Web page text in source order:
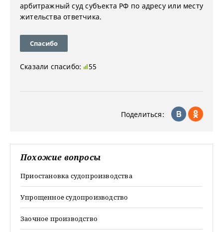
арбитражный суд субъекта РФ по адресу или месту
жительства ответчика.
Спасибо
Сказали спасибо: 55
Поделиться:
Похожие вопросы
Приостановка судопроизводства
Упрощенное судопроизводство
Заочное производство